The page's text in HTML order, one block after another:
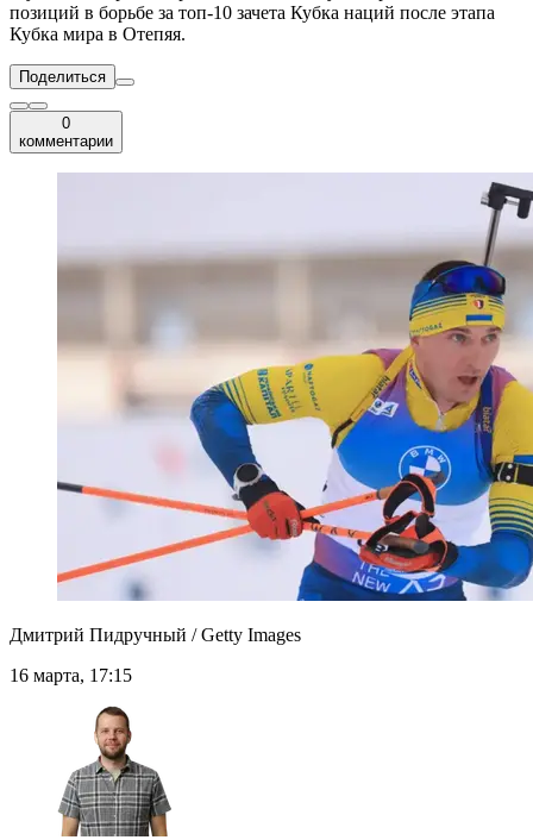
позиций в борьбе за топ-10 зачета Кубка наций после этапа
Кубка мира в Отепяя.
Поделиться
0
комментарии
Дмитрий Пидручный / Getty Images
16 марта, 17:15